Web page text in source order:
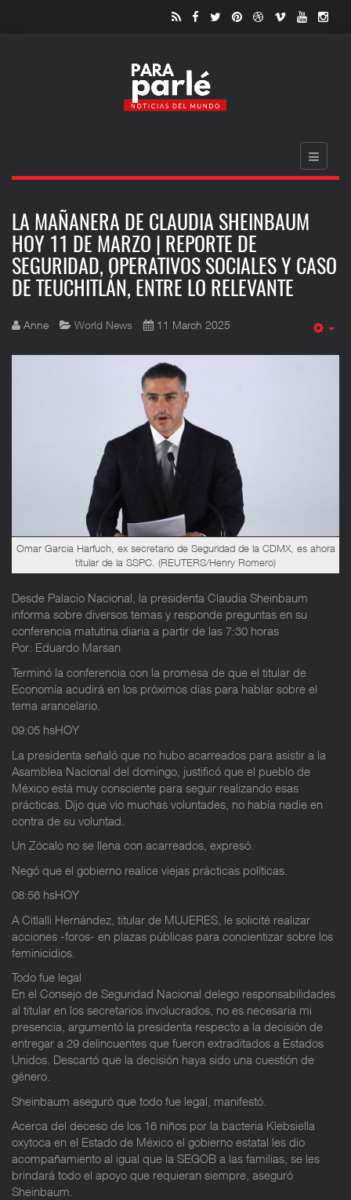
LA MAÑANERA DE CLAUDIA SHEINBAUM
HOY 11 DE MARZO | REPORTE DE
SEGURIDAD, OPERATIVOS SOCIALES Y CASO
DE TEUCHITLÁN, ENTRE LO RELEVANTE
Anne World News 11 March 2025
Omar Garcia Harfuch, ex secretario de Seguridad de la CDMX, es ahora
titular de la SSPC. (REUTERS/Henry Romero)
Desde Palacio Nacional, la presidenta Claudia Sheinbaum
informa sobre diversos temas y responde preguntas en su
conferencia matutina diaria a partir de las 7:30 horas
Por: Eduardo Marsan
Terminó la conferencia con la promesa de que el titular de
Economía acudirá en los próximos días para hablar sobre el
tema arancelario.
09:05 hsHOY
La presidenta señaló que no hubo acarreados para asistir a la
Asamblea Nacional del domingo, justificó que el pueblo de
México está muy consciente para seguir realizando esas
prácticas. Dijo que vio muchas voluntades, no había nadie en
contra de su voluntad.
Un Zócalo no se llena con acarreados, expresó.
Negó que el gobierno realice viejas prácticas políticas.
08:56 hsHOY
A Citlalli Hernández, titular de MUJERES, le solicité realizar
acciones -foros- en plazas públicas para concientizar sobre los
feminicidios.
Todo fue legal
En el Consejo de Seguridad Nacional delego responsabilidades
al titular en los secretarios involucrados, no es necesaria mi
presencia, argumentó la presidenta respecto a la decisión de
entregar a 29 delincuentes que fueron extraditados a Estados
Unidos. Descartó que la decisión haya sido una cuestión de
género.
Sheinbaum aseguró que todo fue legal, manifestó.
Acerca del deceso de los 16 niños por la bacteria Klebsiella
oxytoca en el Estado de México el gobierno estatal les dio
acompañamiento al igual que la SEGOB a las familias, se les
brindará todo el apoyo que requieran siempre, aseguró
Sheinbaum.